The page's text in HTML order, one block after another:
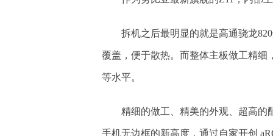
拆机之后最明显的就是高通骁龙
覆盖，便于散热。而整体主板做工精细
等水平。
精细的做工、精美的外观、超高的
手机无边框的新高度，通过自家开创